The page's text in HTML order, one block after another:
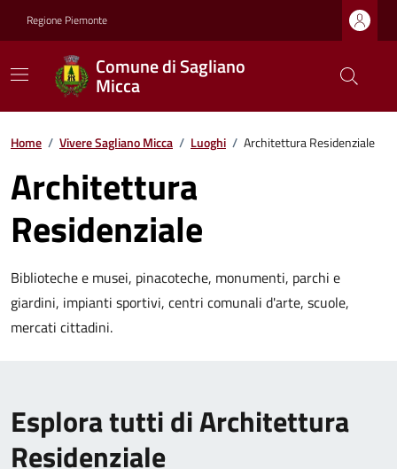
Regione Piemonte
Comune di Sagliano
Micca
Home / Vivere Sagliano Micca / Luoghi / Architettura Residenziale
Architettura
Residenziale
Biblioteche e musei, pinacoteche, monumenti, parchi e
giardini, impianti sportivi, centri comunali d'arte, scuole,
mercati cittadini.
Esplora tutti di Architettura
Residenziale